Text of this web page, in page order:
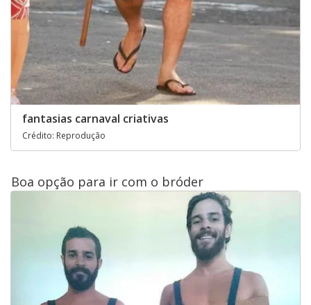
fantasias carnaval criativas
Crédito: Reprodução
Boa opção para ir com o bróder